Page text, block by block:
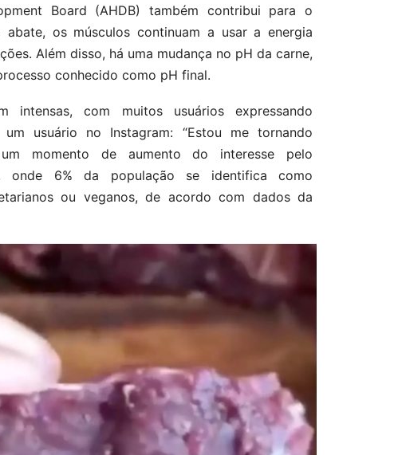
Board (AHDB) também contribui para o
os músculos continuam a usar a energia
Além disso, há uma mudança no pH da carne,
conhecido como pH final.
intensas, com muitos usuários expressando
usuário no Instagram: “Estou me tornando
momento de aumento do interesse pelo
onde 6% da população se identifica como
ou veganos, de acordo com dados da